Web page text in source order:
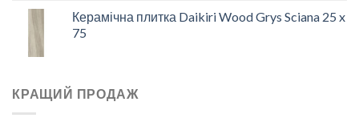
Керамічна плитка Daikiri Wood Grys Sciana 25 x
75
КРАЩИЙ ПРОДАЖ